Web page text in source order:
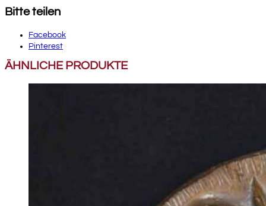
Bitte teilen
Facebook
Pinterest
ÄHNLICHE PRODUKTE